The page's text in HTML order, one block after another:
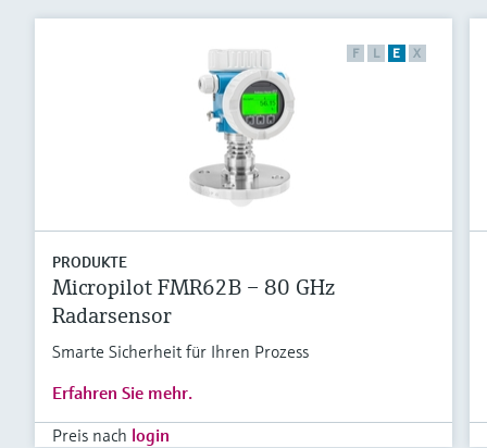
F L E X
PRODUKTE
Micropilot FMR62B – 80 GHz
Radarsensor
Smarte Sicherheit für Ihren Prozess
Erfahren Sie mehr.
Preis nach login